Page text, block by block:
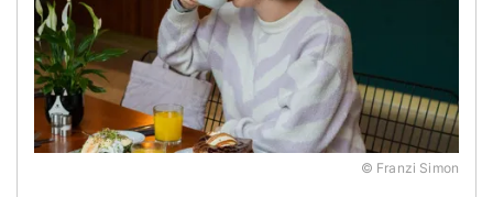
© Franzi Simon